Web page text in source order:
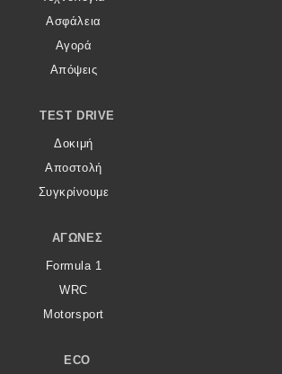
Ασφάλεια
Αγορά
Απόψεις
TEST DRIVE
Δοκιμή
Αποστολή
Συγκρίνουμε
ΑΓΏΝΕΣ
Formula 1
WRC
Motorsport
ECO